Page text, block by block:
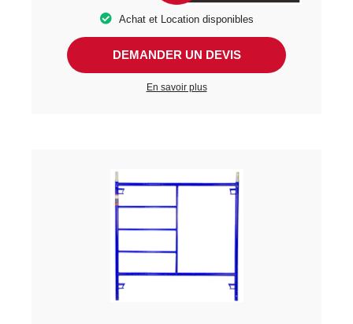
Achat et Location disponibles
DEMANDER UN DEVIS
En savoir plus